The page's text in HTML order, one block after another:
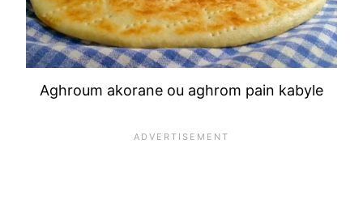
Aghroum akorane ou aghrom pain kabyle